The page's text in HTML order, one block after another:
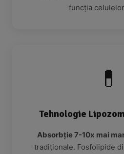
funcția
💊
Tehnologie
Absorbție 7-10x mai
tradiționale. Fosfolipide